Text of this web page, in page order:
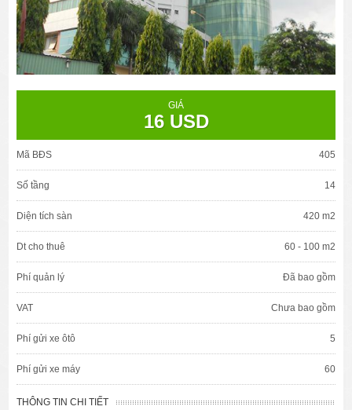
GIÁ
16 USD
Mã BĐS 405
Số tầng 14
Diện tích sàn 420 m2
Dt cho thuê 60 - 100 m2
Phí quản lý Đã bao gồm
VAT Chưa bao gồm
Phí gửi xe ôtô 5
Phí gửi xe máy 60
THÔNG TIN CHI TIẾT